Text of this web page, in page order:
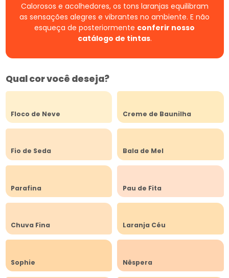
Calorosos e acolhedores, os tons laranjas equilibram
as sensações alegres e vibrantes no ambiente. E não
esqueça de posteriormente conferir nosso
catálogo de tintas.
Qual cor você deseja?
Floco de Neve Creme de Baunilha
Fio de Seda Bala de Mel
Parafina Pau de Fita
Chuva Fina Laranja Céu
Sophie Nêspera